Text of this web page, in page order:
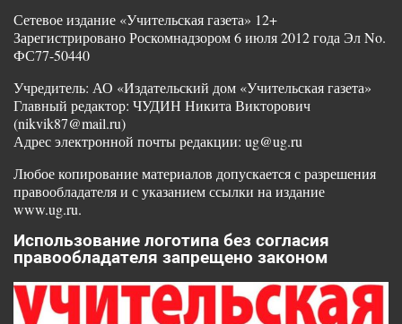
Сетевое издание «Учительская газета» 12+
Зарегистрировано Роскомнадзором 6 июля 2012 года Эл No.
ФС77-50440
Учредитель: АО «Издательский дом «Учительская газета»
Главный редактор: ЧУДИН Никита Викторович
(nikvik87@mail.ru)
Адрес электронной почты редакции: ug@ug.ru
Любое копирование материалов допускается с разрешения
правообладателя и с указанием ссылки на издание
www.ug.ru.
Использование логотипа без согласия
правообладателя запрещено законом